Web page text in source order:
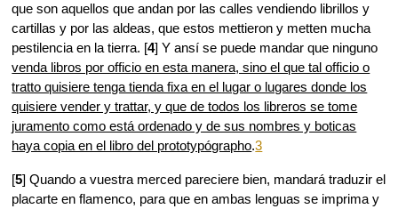
que son aquellos que andan por las calles vendiendo librillos y
cartillas y por las aldeas, que estos mettieron y metten mucha
pestilencia en la tierra. [4] Y ansí se puede mandar que ninguno
venda libros por officio en esta manera, sino el que tal officio o
tratto quisiere tenga tienda fixa en el lugar o lugares donde los
quisiere vender y trattar, y que de todos los libreros se tome
juramento como está ordenado y de sus nombres y boticas
haya copia en el libro del prototypógrapho.3
[5] Quando a vuestra merced pareciere bien, mandará traduzir el
placarte en flamenco, para que en ambas lenguas se imprima y